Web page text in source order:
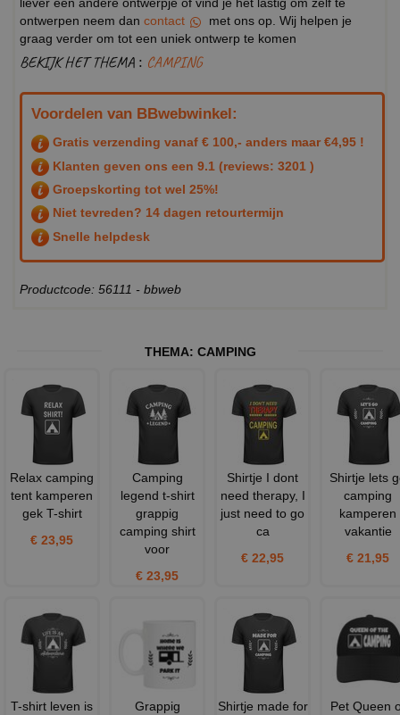
liever een andere ontwerpje of vind je het lastig om zelf te
ontwerpen neem dan contact
met ons op. Wij helpen je
graag verder om tot een uniek ontwerp te komen
BEKIJK HET THEMA : CAMPING
Voordelen van BBwebwinkel:
Gratis verzending vanaf € 100,- anders maar €4,95 !
Klanten geven ons een 9.1 (reviews: 3201 )
Groepskorting tot wel 25%!
Niet tevreden? 14 dagen retourtermijn
Snelle helpdesk
Productcode: 56111 - bbweb
THEMA: CAMPING
Relax camping
tent kamperen
gek T-shirt
€ 23,95
Camping
legend t-shirt
grappig
camping shirt
voor
€ 23,95
Shirtje I dont
need therapy, I
just need to go
ca
€ 22,95
Shirtje lets
camping
kamperen
vakantie
€ 21,95
T-shirt leven is
Grappig
Shirtje made for
Pet Queen